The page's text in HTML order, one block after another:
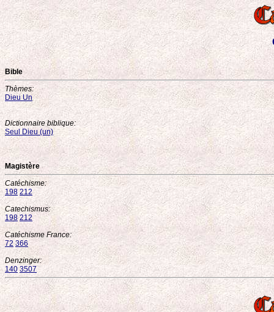
Bible
Thèmes:
Dieu Un
Dictionnaire biblique:
Seul Dieu (un)
Magistère
Catéchisme:
198 212
Catechismus:
198 212
Catéchisme France:
72 366
Denzinger:
140 3507